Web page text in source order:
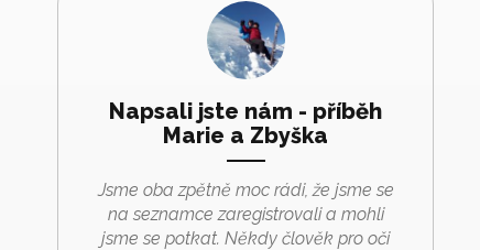
Napsali jste nám - příběh
Marie a Zbyška
Jsme oba zpětně moc rádi, že jsme se
na seznamce zaregistrovali a mohli
jsme se potkat. Někdy člověk pro oči